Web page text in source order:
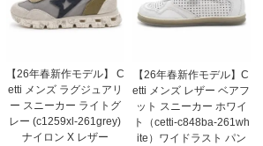
【26年春新作モデル】 C
etti メンズ ラグジュアリ
ー スニーカー ライトグ
レー (c1259xl-261grey)
ナイロン X レザー
【26年春新作モデル】C
etti メンズ レザー ベアフ
ット スニーカー ホワイ
ト（cetti-c848ba-261wh
ite）ワイドラスト パン